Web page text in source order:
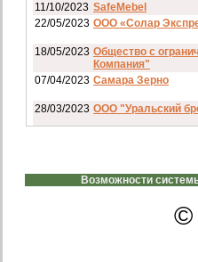
11/10/2023 SafeMebel
22/05/2023 ООО «Солар
18/05/2023 Общество с
Компания"
07/04/2023 Самара Зерно
28/03/2023 ООО "Уральский
20/02/2023 GREENKO
Возможности
©